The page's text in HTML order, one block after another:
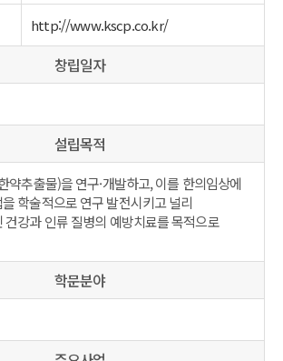
http://www.kscp.co.kr/
창립일자
설립목적
약추출물)을 연구·개발하고, 이를 한의임상에
학술적으로 연구 발전시키고 널리
건강과 인류 질병의 예방치료를 목적으로
학문분야